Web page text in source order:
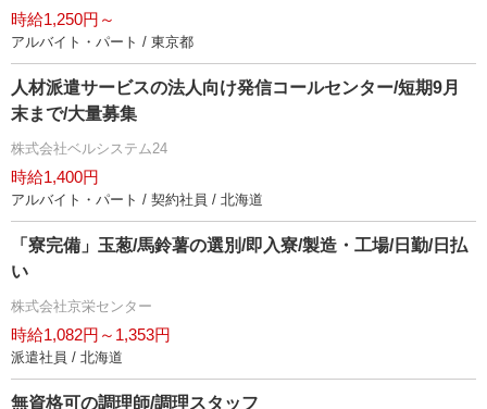
時給1,250円～
アルバイト・パート / 東京都
人材派遣サービスの法人向け発信コールセンター/短期9月
末まで/大量募集
株式会社ベルシステム24
時給1,400円
アルバイト・パート / 契約社員 / 北海道
「寮完備」玉葱/馬鈴薯の選別/即入寮/製造・工場/日勤/日払
い
株式会社京栄センター
時給1,082円～1,353円
派遣社員 / 北海道
無資格可の調理師/調理スタッフ